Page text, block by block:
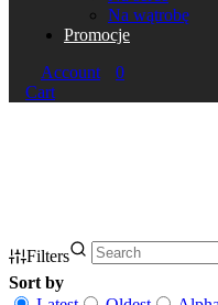
Na wątrobę
Promocje
Account
0
Cart
Filters
Sort by